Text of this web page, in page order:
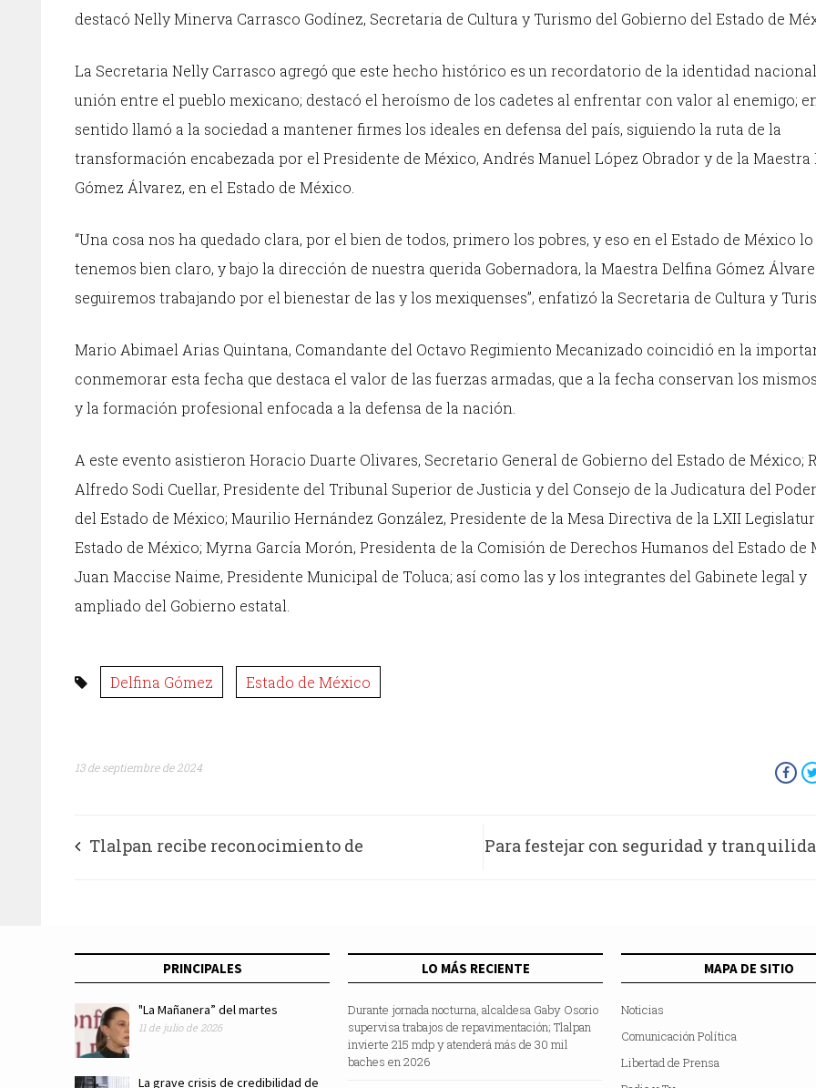
destacó Nelly Minerva Carrasco Godínez, Secretaria de Cultura y Turismo del Gobierno del Estado de
La Secretaria Nelly Carrasco agregó que este hecho histórico es un recordatorio de la identidad
unión entre el pueblo mexicano; destacó el heroísmo de los cadetes al enfrentar con valor al enemigo;
sentido llamó a la sociedad a mantener firmes los ideales en defensa del país, siguiendo la ruta de la
transformación encabezada por el Presidente de México, Andrés Manuel López Obrador y de la Maestra
Gómez Álvarez, en el Estado de México.
“Una cosa nos ha quedado clara, por el bien de todos, primero los pobres, y eso en el Estado de México lo
tenemos bien claro, y bajo la dirección de nuestra querida Gobernadora, la Maestra Delfina Gómez
seguiremos trabajando por el bienestar de las y los mexiquenses”, enfatizó la Secretaria de Cultura y
Mario Abimael Arias Quintana, Comandante del Octavo Regimiento Mecanizado coincidió en la
conmemorar esta fecha que destaca el valor de las fuerzas armadas, que a la fecha conservan los
y la formación profesional enfocada a la defensa de la nación.
A este evento asistieron Horacio Duarte Olivares, Secretario General de Gobierno del Estado de México;
Alfredo Sodi Cuellar, Presidente del Tribunal Superior de Justicia y del Consejo de la Judicatura del
del Estado de México; Maurilio Hernández González, Presidente de la Mesa Directiva de la LXII
Estado de México; Myrna García Morón, Presidenta de la Comisión de Derechos Humanos del Estado de
Juan Maccise Naime, Presidente Municipal de Toluca; así como las y los integrantes del Gabinete legal y
ampliado del Gobierno estatal.
Delfina Gómez Estado de México
13 de septiembre de 2024
Tlalpan recibe reconocimiento de Para festejar con seguridad y
PRINCIPALES
"La Mañanera” del martes
11 de julio de 2026
La grave crisis de credibilidad de
LO MÁS RECIENTE
Durante jornada nocturna, alcaldesa Gaby Osorio
supervisa trabajos de repavimentación; Tlalpan
invierte 215 mdp y atenderá más de 30 mil
baches en 2026
MAPA DE SITIO
Noticias
Comunicación Política
Libertad de Prensa